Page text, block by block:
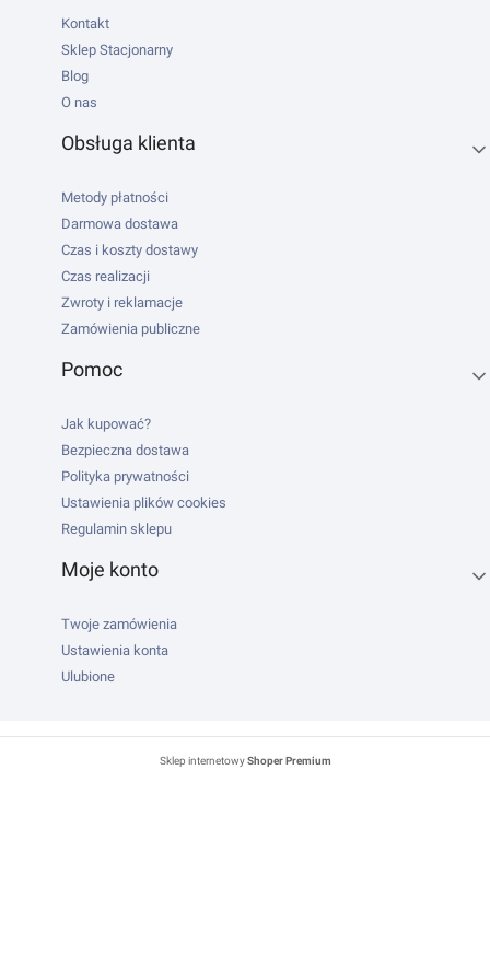
Kontakt
Sklep Stacjonarny
Blog
O nas
Obsługa klienta
Metody płatności
Darmowa dostawa
Czas i koszty dostawy
Czas realizacji
Zwroty i reklamacje
Zamówienia publiczne
Pomoc
Jak kupować?
Bezpieczna dostawa
Polityka prywatności
Ustawienia plików cookies
Regulamin sklepu
Moje konto
Twoje zamówienia
Ustawienia konta
Ulubione
Sklep internetowyShoper Premium